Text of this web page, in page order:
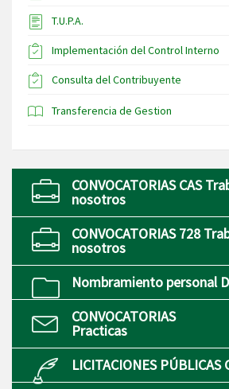
T.U.P.A.
Implementación del Control Interno
Consulta del Contribuyente
Transferencia de Gestion
CONVOCATORIAS CAS
nosotros
CONVOCATORIAS 728
nosotros
Nombramiento personal
CONVOCATORIAS
Practicas
LICITACIONES